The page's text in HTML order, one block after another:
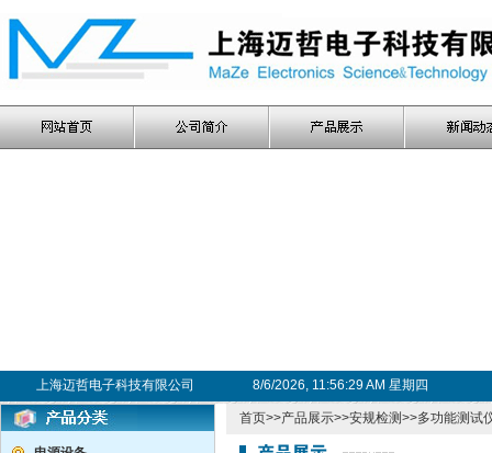
上海迈哲电子科技有限公司 8/6/2026, 11:56:30 AM 星期四
首页>>产品展示>>安规检测>>多功能测试